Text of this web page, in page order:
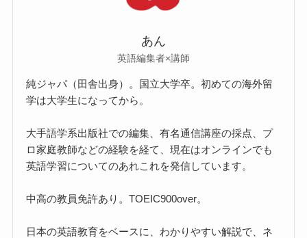
あん
英語編集者×講師
純ジャパ（田舎出身）。国立大学卒。初めての海外留
学は大学生になってから。
大手語学系出版社での編集、有名通信講座の採点、プ
ロ家庭教師などの経験を経て、現在はオンラインでも
英語学習についてのあれこれを発信しています。
中高の教員免許あり。TOEIC900over。
日本の英語教育をベースに、わかりやすい解説で、ネ